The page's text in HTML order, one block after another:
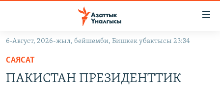
Навигацияга
өтүңүз
Издөөгө
салыңыз
6-Август, 2026-жыл, бейшемби, Бишкек убактысы 23:34
САЯСАТ
ПАКИСТАН ПРЕЗИДЕНТТИК